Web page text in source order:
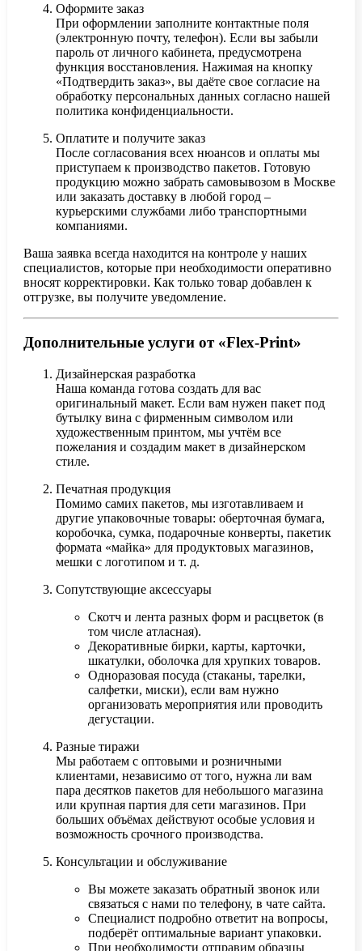
Оформите заказ
При оформлении заполните контактные поля
(электронную почту, телефон). Если вы забыли
пароль от личного кабинета, предусмотрена
функция восстановления. Нажимая на кнопку
«Подтвердить заказ», вы даёте свое согласие на
обработку персональных данных согласно нашей
политика конфиденциальности.
Оплатите и получите заказ
После согласования всех нюансов и оплаты мы
приступаем к производство пакетов. Готовую
продукцию можно забрать самовывозом в Москве
или заказать доставку в любой город –
курьерскими службами либо транспортными
компаниями.
Ваша заявка всегда находится на контроле у наших
специалистов, которые при необходимости оперативно
вносят корректировки. Как только товар добавлен к
отгрузке, вы получите уведомление.
Дополнительные услуги от «Flex-Print»
Дизайнерская разработка
Наша команда готова создать для вас
оригинальный макет. Если вам нужен пакет под
бутылку вина с фирменным символом или
художественным принтом, мы учтём все
пожелания и создадим макет в дизайнерском
стиле.
Печатная продукция
Помимо самих пакетов, мы изготавливаем и
другие упаковочные товары: оберточная бумага,
коробочка, сумка, подарочные конверты, пакетик
формата «майка» для продуктовых магазинов,
мешки с логотипом и т. д.
Сопутствующие аксессуары
Скотч и лента разных форм и расцветок (в
том числе атласная).
Декоративные бирки, карты, карточки,
шкатулки, оболочка для хрупких товаров.
Одноразовая посуда (стаканы, тарелки,
салфетки, миски), если вам нужно
организовать мероприятия или проводить
дегустации.
Разные тиражи
Мы работаем с оптовыми и розничными
клиентами, независимо от того, нужна ли вам
пара десятков пакетов для небольшого магазина
или крупная партия для сети магазинов. При
больших объёмах действуют особые условия и
возможность срочного производства.
Консультации и обслуживание
Вы можете заказать обратный звонок или
связаться с нами по телефону, в чате сайта.
Специалист подробно ответит на вопросы,
подберёт оптимальные вариант упаковки.
При необходимости отправим образцы